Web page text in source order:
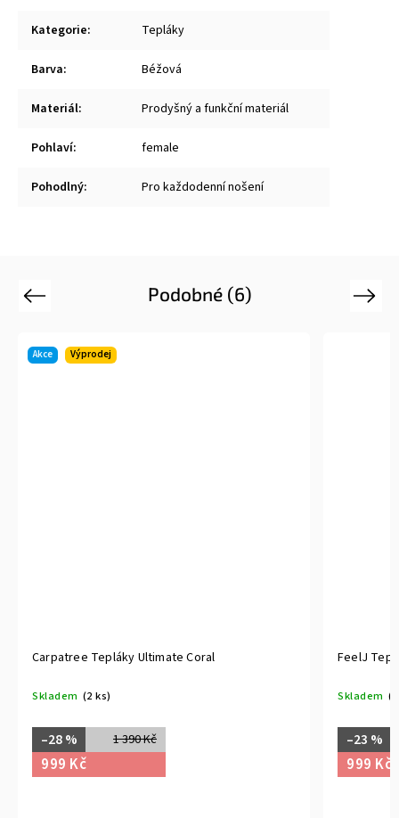
Kategorie: Tepláky
Barva: Béžová
Materiál: Prodyšný a funkční materiál
Pohlaví: female
Pohodlný: Pro každodenní nošení
Podobné (6)
Previous
Akce Výprodej
Carpatree Tepláky Ultimate Coral
Skladem (2 ks)
1 390 Kč
–28 %
999 Kč
FeelJ
Skladem
–23 %
999 Kč
Next